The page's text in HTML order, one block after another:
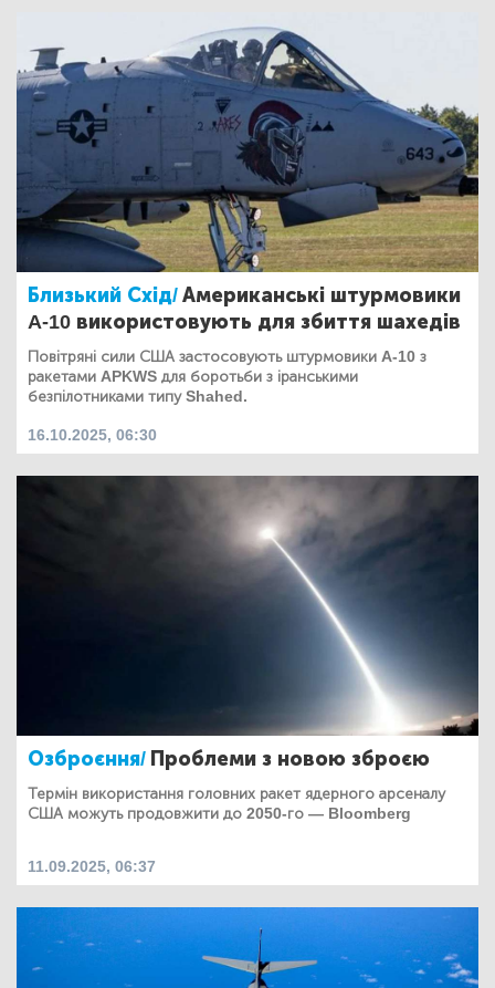
Близький Схід/Американські штурмовики
A-10 використовують для збиття шахедів
Повітряні сили США застосовують штурмовики A-10 з
ракетами APKWS для боротьби з іранськими
безпілотниками типу Shahed.
16.10.2025, 06:30
Озброєння/ Проблеми з новою зброєю
Термін використання головних ракет ядерного арсеналу
США можуть продовжити до 2050-го — Bloomberg
11.09.2025, 06:37